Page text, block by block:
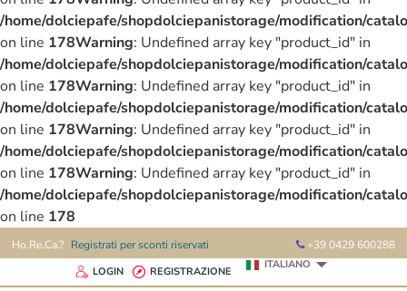
/home/dolciepafe/shopdolciepanistorage/modification/
on line 178Warning: Undefined array key "product_id" in
/home/dolciepafe/shopdolciepanistorage/modification/
on line 178Warning: Undefined array key "product_id" in
/home/dolciepafe/shopdolciepanistorage/modification/
on line 178Warning: Undefined array key "product_id" in
/home/dolciepafe/shopdolciepanistorage/modification/
on line 178Warning: Undefined array key "product_id" in
/home/dolciepafe/shopdolciepanistorage/modification/
on line 178
Ho.Re.Ca.? Registrati per sconti riservati +39 0429 600288
LOGIN REGISTRAZIONE ITALIANO